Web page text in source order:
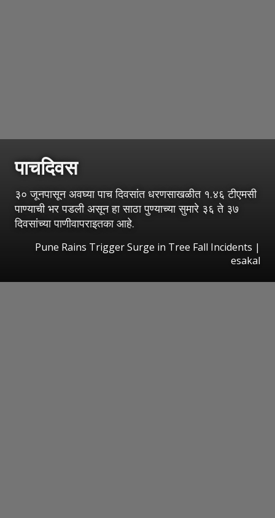
पाचदिवस
३० जूनपासून अवघ्या पाच दिवसांत धरणसाखळीत १.४६ टीएमसी
पाण्याची भर पडली असून हा साठा पुण्याच्या सुमारे ३६ ते ३७
दिवसांच्या पाणीवापराइतका आहे.
Pune Rains Trigger Surge in Tree Fall Incidents |
esakal